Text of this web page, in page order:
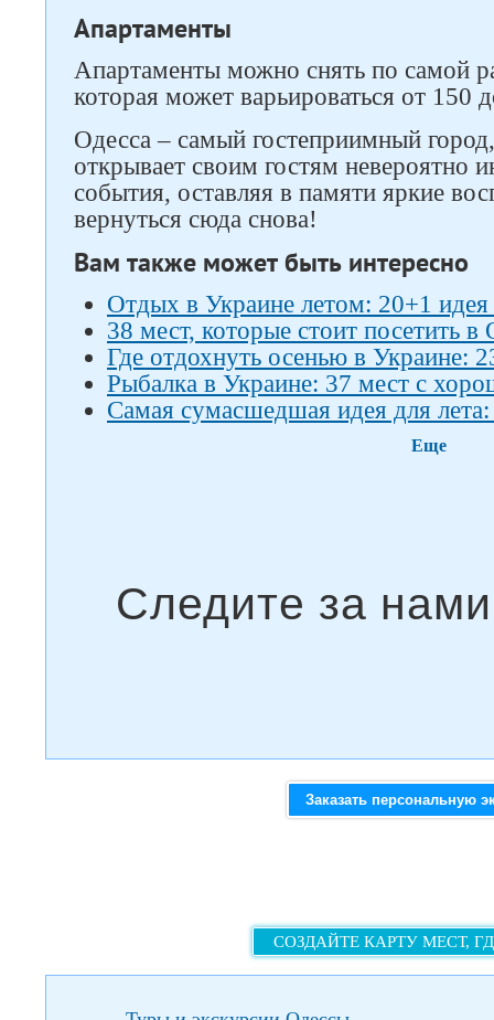
Апартаменты
Апартаменты можно снять по самой
которая может варьироваться от 150
Одесса – самый гостеприимный
открывает своим гостям невероятно
события, оставляя в памяти яркие
вернуться сюда снова!
Вам также может быть интересно
Отдых в Украине летом: 20+1 идея
38 мест, которые стоит посетить в
Где отдохнуть осенью в Украине:
Рыбалка в Украине: 37 мест с
Самая сумасшедшая идея для
Еще
Заказать персональную
СОЗДАЙТЕ КАРТУ МЕСТ,